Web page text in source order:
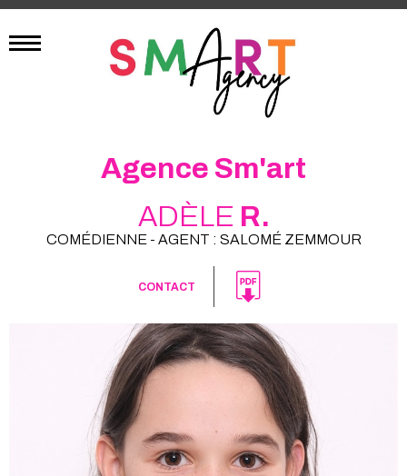
Agence Sm'art
ADÈLE R.
COMÉDIENNE - AGENT : SALOMÉ ZEMMOUR
CONTACT